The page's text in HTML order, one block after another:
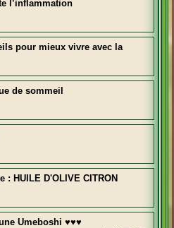
l’inflammation
pour mieux vivre avec la
de sommeil
: HUILE D'OLIVE CITRON
Umeboshi ♥♥♥